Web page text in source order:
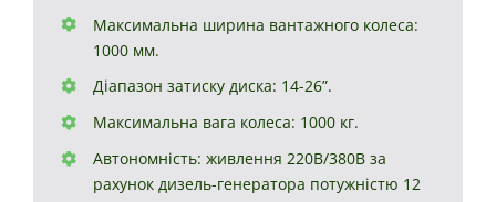
Максимальна ширина вантажного колеса:
1000 мм.
Діапазон затиску диска: 14-26”.
Максимальна вага колеса: 1000 кг.
Автономність: живлення 220В/380В за
рахунок дизель-генератора потужністю 12